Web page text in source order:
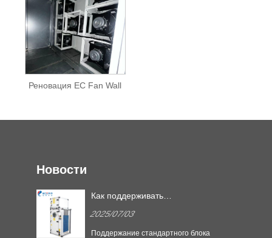
Реновация EC Fan Wall
Новости
Как поддерживать
воздуха вертикального типа?
2025/07/03
Поддержание стандартного блока